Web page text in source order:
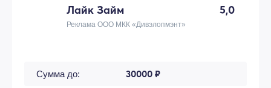
Лайк Займ 5,0
Реклама ООО МКК «Дивэлопмэнт»
Сумма до: 30000 ₽